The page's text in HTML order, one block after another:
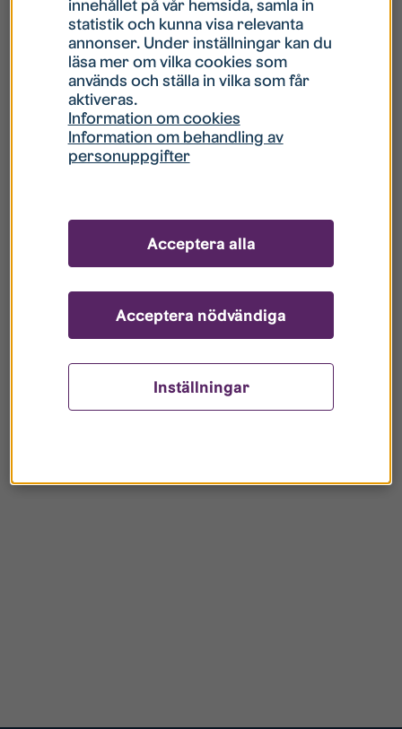
Hur gör jag om mitt konto är låst?
Hur gör jag när jag glömt mitt lösenord?
Vad innebär Gästkonto/Gästanvändare?
innehållet på vår hemsida, samla in
statistik och kunna visa relevanta
annonser. Under inställningar kan du
läsa mer om vilka cookies som
används och ställa in vilka som får
aktiveras.
Information om cookies
Information om behandling av
personuppgifter
Inställningar
Acceptera nödvändiga
Acceptera alla